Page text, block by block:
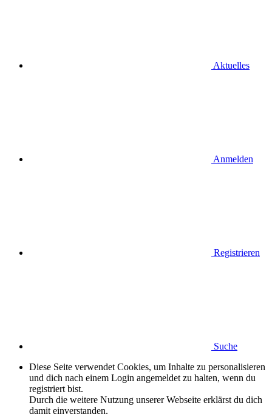
Aktuelles
Anmelden
Registrieren
Suche
Diese Seite verwendet Cookies, um Inhalte zu personalisieren
und dich nach einem Login angemeldet zu halten, wenn du
registriert bist.
Durch die weitere Nutzung unserer Webseite erklärst du dich
damit einverstanden.